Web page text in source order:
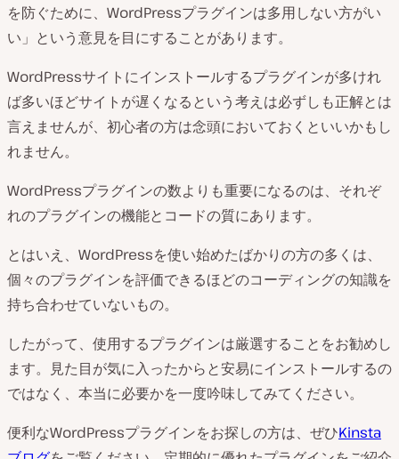
を防ぐために、WordPressプラグインは多用しない方がい
い」という意見を目にすることがあります。
WordPressサイトにインストールするプラグインが多けれ
ば多いほどサイトが遅くなるという考えは必ずしも正解とは
言えませんが、初心者の方は念頭においておくといいかもし
れません。
WordPressプラグインの数よりも重要になるのは、それぞ
れのプラグインの機能とコードの質にあります。
とはいえ、WordPressを使い始めたばかりの方の多くは、
個々のプラグインを評価できるほどのコーディングの知識を
持ち合わせていないもの。
したがって、使用するプラグインは厳選することをお勧めし
ます。見た目が気に入ったからと安易にインストールするの
ではなく、本当に必要かを一度吟味してみてください。
便利なWordPressプラグインをお探しの方は、ぜひKinsta